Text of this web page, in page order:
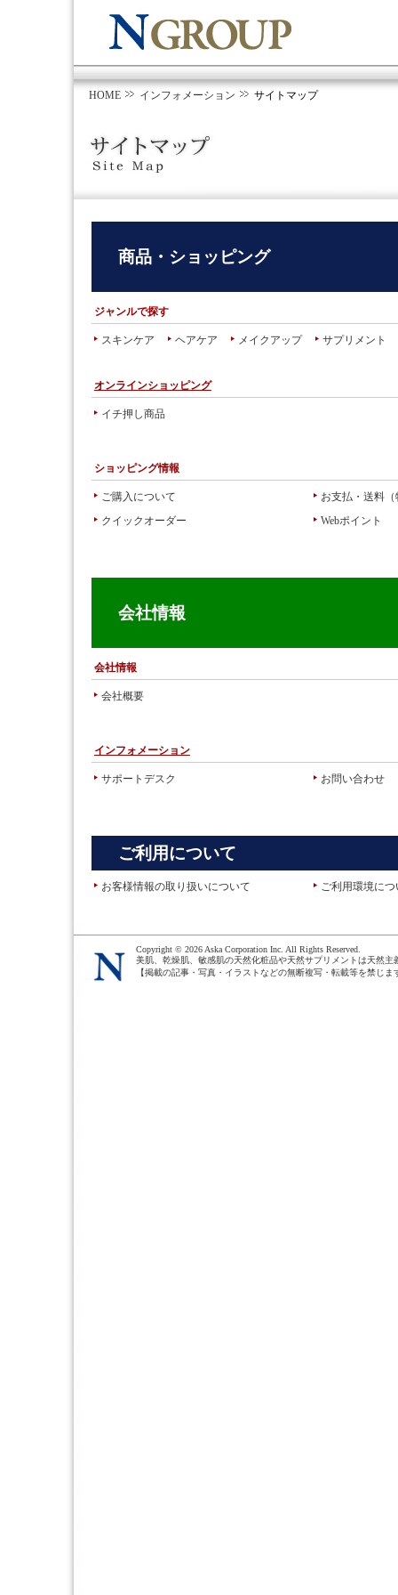
HOME インフォメーション サイトマップ
商品・ショッピング
ジャンルで探す
スキンケア ヘアケア メイクアップ サプリメント
オンラインショッピング
イチ押し商品
ショッピング情報
ご購入について
お支払・送料
クイックオーダー
Webポイント
会社情報
会社情報
会社概要
インフォメーション
サポートデスク お問い合わせ
ご利用について
お客様情報の取り扱いについて ご利用環境につ
Copyright © 2026 Aska Corporation Inc. All Rights Reserved.
美肌、乾燥肌、敏感肌の天然化粧品や天然サプリメントは天然主
【掲載の記事・写真・イラストなどの無断複写・転載等を禁じま